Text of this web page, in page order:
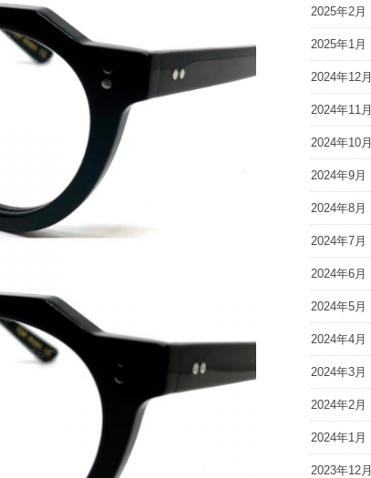
2025年2月
2025年1月
2024年12月
2024年11月
2024年10月
2024年9月
2024年8月
2024年7月
2024年6月
2024年5月
2024年4月
2024年3月
2024年2月
2024年1月
2023年12月